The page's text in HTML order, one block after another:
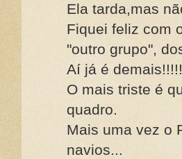
Ela tarda,mas
Fiquei feliz com
"outro grupo",
Aí já é demais!!!!!
O mais triste é
quadro.
Mais uma vez o
navios...